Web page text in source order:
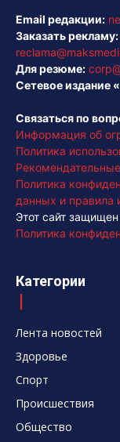
Email редакции:
Заказать рекламу:
Для резюме:
Сетевое издание
Связаться по
Информация об
Политика
Политика
данных и правила
Этот сайт
Политика
Категории
Лента новостей
Здоровье
Спорт
Происшествия
Общество